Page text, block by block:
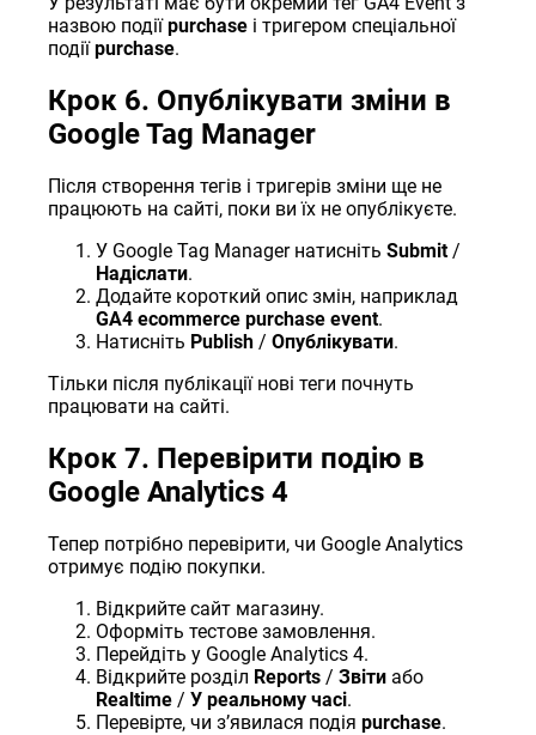
назвою подіїpurchase і тригером спеціальної
подіїpurchase.
Крок 6. Опублікувати зміни в
Google Tag Manager
Після створення тегів і тригерів зміни ще не
працюють на сайті, поки ви їх не опублікуєте.
У Google Tag Manager натиснітьSubmit/
Надіслати.
Додайте короткий опис змін, наприклад
GA4 ecommerce purchase event.
Натисніть Publish /Опублікувати.
Тільки після публікації нові теги почнуть
працювати на сайті.
Крок 7. Перевірити подію в
Google Analytics 4
Тепер потрібно перевірити, чи Google Analytics
отримує подію покупки.
Відкрийте сайт магазину.
Оформіть тестове замовлення.
Перейдіть у Google Analytics 4.
Відкрийте розділ Reports /Звіти або
Realtime /У реальному часі.
Перевірте, чи зʼявилася подіяpurchase.